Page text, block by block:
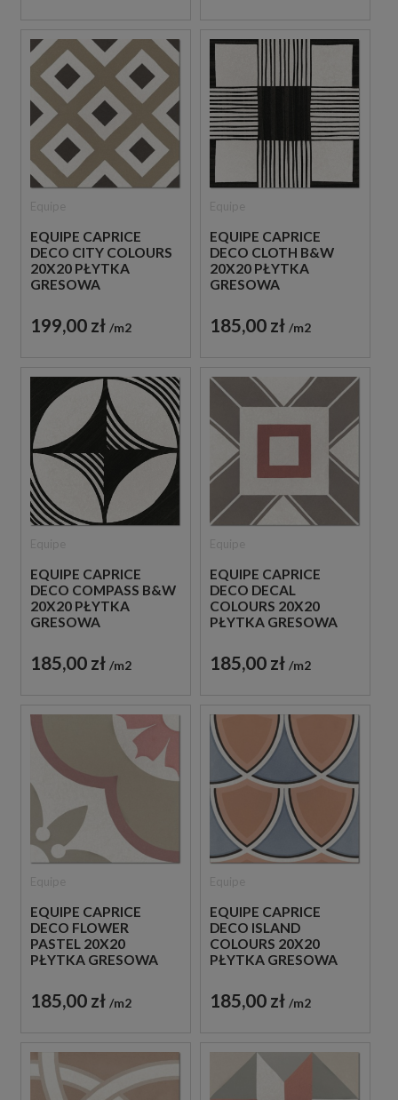
EQUIPE CAPRICE
DECO CITY COLOURS
20X20 PŁYTKA
GRESOWA
199,00 zł m2
EQUIPE CAPRICE
DECO CLOTH B&W
20X20 PŁYTKA
GRESOWA
185,00 zł m2
EQUIPE CAPRICE
DECO COMPASS B&W
20X20 PŁYTKA
GRESOWA
185,00 zł m2
EQUIPE CAPRICE
DECO DECAL
COLOURS 20X20
PŁYTKA GRESOWA
185,00 zł m2
EQUIPE CAPRICE
DECO FLOWER
PASTEL 20X20
PŁYTKA GRESOWA
185,00 zł m2
EQUIPE CAPRICE
DECO ISLAND
COLOURS 20X20
PŁYTKA GRESOWA
185,00 zł m2